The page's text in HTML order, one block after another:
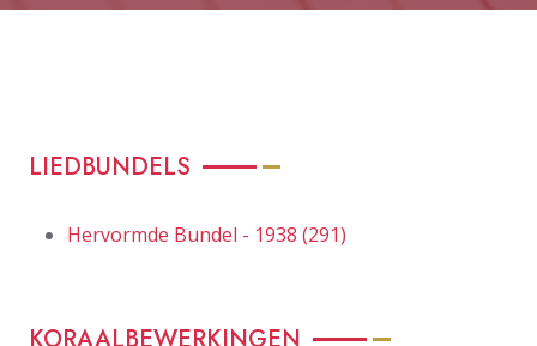
LIEDBUNDELS
Hervormde Bundel - 1938 (291)